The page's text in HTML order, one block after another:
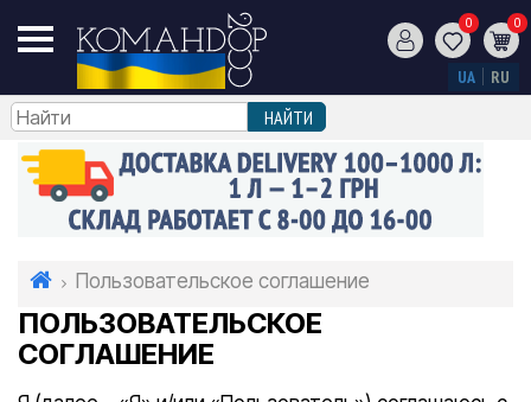
0 0
UA RU
Пользовательское соглашение
ПОЛЬЗОВАТЕЛЬСКОЕ
СОГЛАШЕНИЕ